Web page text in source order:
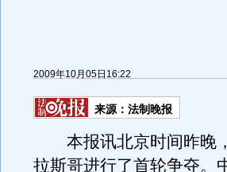
2009年10月05日16:22
来源： 法制晚报
本报讯北京时间昨晚
拉斯哥进行了首轮争夺。